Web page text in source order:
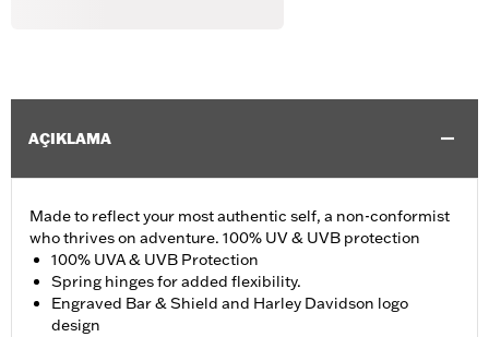
AÇIKLAMA
Made to reflect your most authentic self, a non-conformist
who thrives on adventure. 100% UV & UVB protection
100% UVA & UVB Protection
Spring hinges for added flexibility.
Engraved Bar & Shield and Harley Davidson logo
design